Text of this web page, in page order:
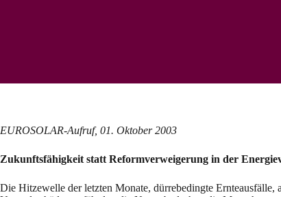
EUROSOLAR-Aufruf, 01. Oktober 2003
Zukunftsfähigkeit statt Reformverweigerung in der
Die Hitzewelle der letzten Monate, dürrebedingte Ernteausfälle,